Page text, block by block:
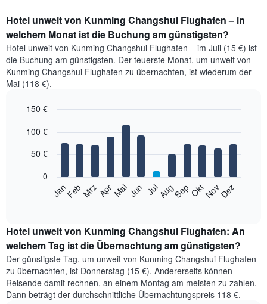
Hotel unweit von Kunming Changshui Flughafen – in
welchem Monat ist die Buchung am günstigsten?
Hotel unweit von Kunming Changshui Flughafen – im Juli (15 €) ist
die Buchung am günstigsten. Der teuerste Monat, um unweit von
Kunming Changshui Flughafen zu übernachten, ist wiederum der
Mai (118 €).
chart
bars.
folgende
den
durchschnittlichen
Zimmerpreis
im
jeweiligen
Monat
an.
graphic.
JanFebMrzAprMaiJun JulAugSep OktNovDez
0
50 €
100 €
150 €
Hotel unweit von Kunming Changshui Flughafen: An
welchem Tag ist die Übernachtung am günstigsten?
Der günstigste Tag, um unweit von Kunming Changshui Flughafen
zu übernachten, ist Donnerstag (15 €). Andererseits können
Reisende damit rechnen, an einem Montag am meisten zu zahlen.
Dann beträgt der durchschnittliche Übernachtungspreis 118 €.